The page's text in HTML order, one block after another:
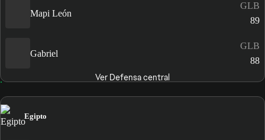
Mapi León
GLB
89
Gabriel
GLB
88
Ver Defensa central
Egipto